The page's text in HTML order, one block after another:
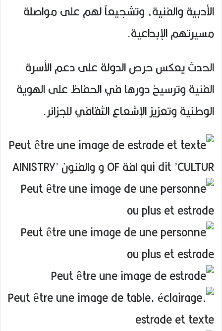
الأدبية والفنية، وتشجيعاً لهم على مواصلة
مسيرتهم الإبداعية.
الحدث يعكس حرص الدولة على دعم الأسرة
الفنية وترسيخ دورها في الحفاظ على الهوية
الوطنية وتعزيز الإشعاع الثقافي للجزائر.